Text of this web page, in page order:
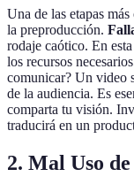
Una de las etapas
la preproducción.
rodaje caótico. En
los recursos
comunicar? Un video
de la audiencia. Es
comparta tu visión.
traducirá en un
2. Mal Uso